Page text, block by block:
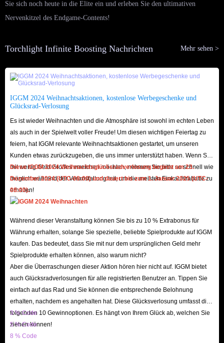
Sie sich noch heute in die Elite ein und erleben Sie den ultimativen
Nervenkitzel des Endgame-Contents!
Torchlight Infinite Boosting Nachrichten Mehr sehen >
IGGM 2024 Weihnachtsaktionen, kostenlose Werbegeschenke und
Glücksrad-Verlosung
Es ist wieder Weihnachten und die Atmosphäre ist sowohl im echten Leben
als auch in der Spielwelt voller Freude! Um diesen wichtigen Feiertag zu
feiern, hat IGGM relevante Weihnachtsaktionen gestartet, um unseren
Kunden etwas zurückzugeben, die uns immer unterstützt haben. Wenn Sie
mit wenig Geld Großes erreichen möchten, nehmen Sie bitte so schnell wie
möglich während der Veranstaltung teil, um die meisten Einkaufsrabatte zu
erhalten!
Diese IGGM 2024 Weihnachtsglücksradverlosung beginnt am 23.
Dezember 2024 (UTC-08:00) und dauert bis zum 1. Januar 2025 (UTC-
08:00).
Während dieser Veranstaltung können Sie bis zu 10 % Extrabonus für
Währung erhalten, solange Sie spezielle, beliebte Spielprodukte auf IGGM
kaufen. Das bedeutet, dass Sie mit nur dem ursprünglichen Geld mehr
Spielprodukte erhalten können, also warum nicht?
Aber die Überraschungen dieser Aktion hören hier nicht auf. IGGM bietet
auch Glücksradverlosungen für alle registrierten Benutzer an. Tippen Sie
einfach auf das Rad und Sie können die entsprechende Belohnung
erhalten, nachdem es angehalten hat. Diese Glücksverlosung umfasst die
folgenden 10 Gewinnoptionen. Es hängt von Ihrem Glück ab, welchen Sie
ziehen können!
3 % Code
5 % Code
8 % Code